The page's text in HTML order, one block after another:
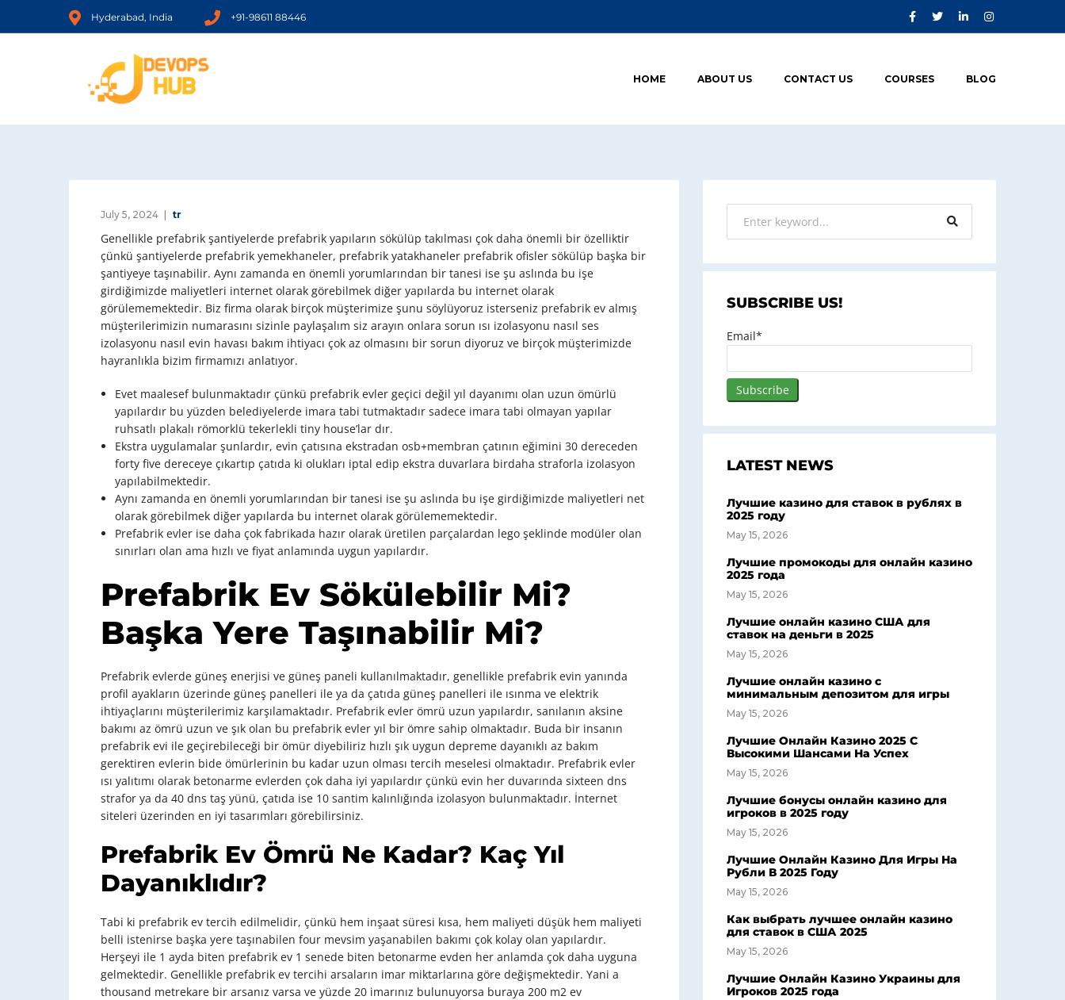
Hyderabad, India +91-98611 88446
HOME ABOUT US CONTACT US COURSES BLOG
July 5, 2024 tr
Genellikle prefabrik şantiyelerde prefabrik yapıların sökülüp takılması çok daha önemli bir özelliktir
çünkü şantiyelerde prefabrik yemekhaneler, prefabrik yatakhaneler prefabrik ofisler sökülüp başka bir
şantiyeye taşınabilir. Aynı zamanda en önemli yorumlarından bir tanesi ise şu aslında bu işe
girdiğimizde maliyetleri internet olarak görebilmek diğer yapılarda bu internet olarak
görülememektedir. Biz firma olarak birçok müşterimize şunu söylüyoruz isterseniz prefabrik ev almış
müşterilerimizin numarasını sizinle paylaşalım siz arayın onlara sorun ısı izolasyonu nasıl ses
izolasyonu nasıl evin havası bakım ihtiyacı çok az olmasını bir sorun diyoruz ve birçok müşterimizde
hayranlıkla bizim firmamızı anlatıyor.
Evet maalesef bulunmaktadır çünkü prefabrik evler geçici değil yıl dayanımı olan uzun ömürlü
yapılardır bu yüzden belediyelerde imara tabi tutmaktadır sadece imara tabi olmayan yapılar
ruhsatlı plakalı römorklü tekerlekli tiny house’lar dır.
Ekstra uygulamalar şunlardır, evin çatısına ekstradan osb+membran çatının eğimini 30 dereceden
forty five dereceye çıkartıp çatıda ki olukları iptal edip ekstra duvarlara birdaha straforla izolasyon
yapılabilmektedir.
Aynı zamanda en önemli yorumlarından bir tanesi ise şu aslında bu işe girdiğimizde maliyetleri net
olarak görebilmek diğer yapılarda bu internet olarak görülememektedir.
Prefabrik evler ise daha çok fabrikada hazır olarak üretilen parçalardan lego şeklinde modüler olan
sınırları olan ama hızlı ve fiyat anlamında uygun yapılardır.
Prefabrik Ev Sökülebilir Mi?
Başka Yere Taşınabilir Mi?
Prefabrik evlerde güneş enerjisi ve güneş paneli kullanılmaktadır, genellikle prefabrik evin yanında
profil ayakların üzerinde güneş panelleri ile ya da çatıda güneş panelleri ile ısınma ve elektrik
ihtiyaçlarını müşterilerimiz karşılamaktadır. Prefabrik evler ömrü uzun yapılardır, sanılanın aksine
bakımı az ömrü uzun ve şık olan bu prefabrik evler yıl bir ömre sahip olmaktadır. Buda bir insanın
prefabrik evi ile geçirebileceği bir ömür diyebiliriz hızlı şık uygun depreme dayanıklı az bakım
gerektiren evlerin bide ömürlerinin bu kadar uzun olması tercih meselesi olmaktadır. Prefabrik evler
ısı yalıtımı olarak betonarme evlerden çok daha iyi yapılardır çünkü evin her duvarında sixteen dns
strafor ya da 40 dns taş yünü, çatıda ise 10 santim kalınlığında izolasyon bulunmaktadır. İnternet
siteleri üzerinden en iyi tasarımları görebilirsiniz.
Prefabrik Ev Ömrü Ne Kadar? Kaç Yıl
Dayanıklıdır?
Tabi ki prefabrik ev tercih edilmelidir, çünkü hem inşaat süresi kısa, hem maliyeti düşük hem maliyeti
belli istenirse başka yere taşınabilen four mevsim yaşanabilen bakımı çok kolay olan yapılardır.
Herşeyi ile 1 ayda biten prefabrik ev 1 senede biten betonarme evden her anlamda çok daha uyguna
gelmektedir. Genellikle prefabrik ev tercihi arsaların imar miktarlarına göre değişmektedir. Yani a
thousand metrekare bir arsanız varsa ve yüzde 20 imarınız bulunuyorsa buraya 200 m2 ev
SUBSCRIBE US!
Email*
LATEST NEWS
Лучшие казино для ставок в рублях в
2025 году
May 15, 2026
Лучшие промокоды для онлайн казино
2025 года
May 15, 2026
Лучшие онлайн казино США для
ставок на деньги в 2025
May 15, 2026
Лучшие онлайн казино с
минимальным депозитом для игры
May 15, 2026
Лучшие Онлайн Казино 2025 С
Высокими Шансами На Успех
May 15, 2026
Лучшие бонусы онлайн казино для
игроков в 2025 году
May 15, 2026
Лучшие Онлайн Казино Для Игры На
Рубли В 2025 Году
May 15, 2026
Как выбрать лучшее онлайн казино
для ставок в США 2025
May 15, 2026
Лучшие Онлайн Казино Украины для
Игроков 2025 года